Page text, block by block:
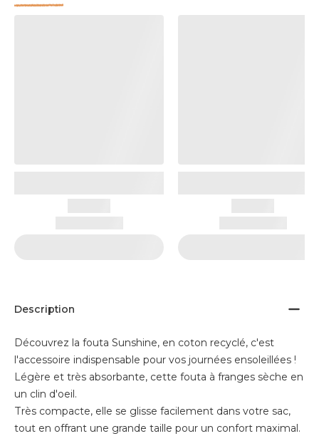
Description
Découvrez la fouta Sunshine, en coton recyclé, c'est
l'accessoire indispensable pour vos journées ensoleillées !
Légère et très absorbante, cette fouta à franges sèche en
un clin d'oeil.
Très compacte, elle se glisse facilement dans votre sac,
tout en offrant une grande taille pour un confort maximal.